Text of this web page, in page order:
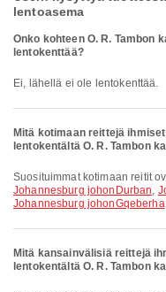
lentoasema
Onko kohteen O. R. Tambon
lentokenttää?
Ei, lähellä ei ole lentokenttää.
Mitä kotimaan reittejä
lentokentältä O. R. Tambon
Suosituimmat kotimaan reitit
Johannesburg johonDurban,
Johannesburg johonGqeberha
Mitä kansainvälisiä reittejä
lentokentältä O. R. Tambon